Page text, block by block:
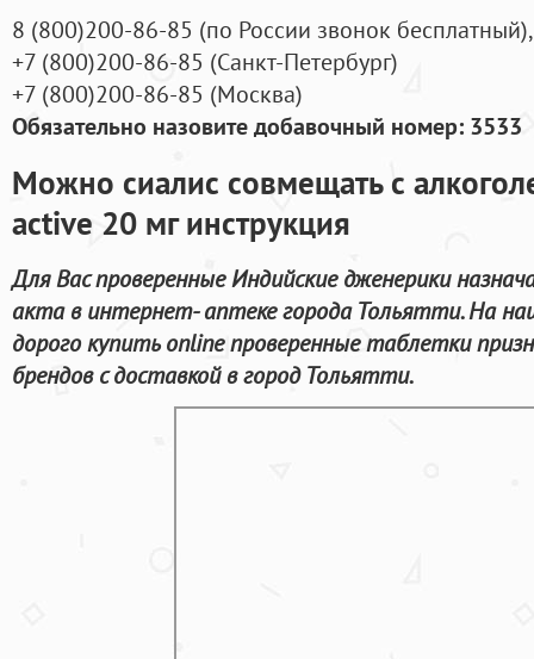
8 (800)200-86-85 (по России звонок бесплатный),
+7 (800)200-86-85 (Санкт-Петербург)
+7 (800)200-86-85 (Москва)
Обязательно назовите добавочный номер: 3533
Можно сиалис совмещать с
active 20 мг инструкция
Для Вас проверенные Индийские дженерики
акта в интернет- аптеке города Тольятти. На
дорого купить online проверенные таблетки
брендов с доставкой в город Тольятти.